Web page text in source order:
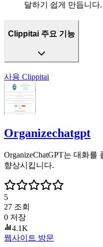
달하기 쉽게 만듭니다.
Clippitai 주요 기능
사용 Clippitai
Organizechatgpt
OrganizeChatGPT는 대화를
향상시킵니다.
5
27 조회
0 저장
4.1K
웹사이트 방문